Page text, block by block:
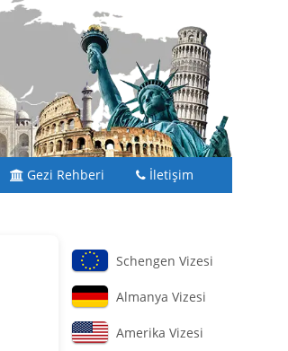
Gezi Rehberi İletişim
Schengen Vizesi
Almanya Vizesi
Amerika Vizesi